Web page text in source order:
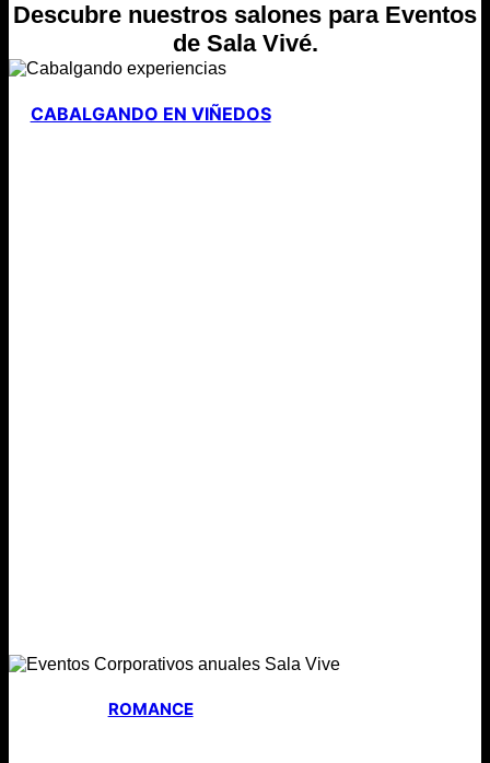
CABALGANDO EN VIÑEDOS
Descubre nuestros salones para Eventos
de Sala Vivé.
ROMANCE